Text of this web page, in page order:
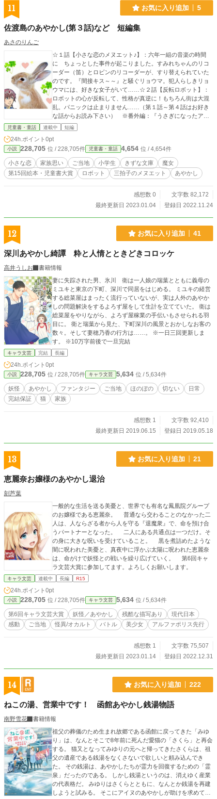
11 お気に入り追加 5
佐渡島のあやかし(第３話)など 短編集
あさのりんご
☆１話【小さな恋のメヌエット♪】：六年一組の音楽の時間
に ちょっとした事件が起こりました。すみれちゃんのリコ
ーダー（笛）とロビンのリコーダーが、すり替えられていた
のです。『間接キス～～』と騒ぐリョウマ。犯人らしきリョ
ウマには、好きな女子がいて……☆２話【反転ロボット】：
ロボットの心が反転して、性格が真逆に！もちろん街は大混
乱。パニックは止まりません……（第１話～第４話はお好き
な話からお読み下さい） ※番外編：『うさぎになったアン
ジェラ』連載中
児童書・童話 連載中 短編
24h.ポイント 0pt
小説 228,705 位 / 228,705件 児童書・童話 4,654 位 / 4,654件
小さな恋 家族思い ご当地 小学生 きずな文庫
魔女
第15回絵本・児童書大賞
ロボット 三拍子のメヌエット あやかし
感想数 0
文字数 82,172
最終更新日 2023.01.04
登録日 2022.11.24
12 お気に入り追加 41
深川あやかし綺譚 粋と人情とときどきコロッケ
高井うしお
書籍情報
妻に失踪された男、氷川 衛は一人娘の瑞葉とともに義母の
ミユキと東京の下町、深川で同居をはじめる。 ミユキの経営
する総菜屋はまったく流行っていないが、実は人外のあやか
しの問題解決をするよろず屋をして生計を立てていた。 衛は
総菜屋をやりながら、よろず屋稼業の手伝いもさせられる羽
目に。 衛と瑞葉から見た、下町深川の風景とおかしなお客の
数々。そして妻穂乃香の行方は……。 ※一日三回更新しま
す。 ※10万字前後で一旦完結
キャラ文芸 完結 長編
24h.ポイント 0pt
小説 228,705 位 / 228,705件 キャラ文芸 5,634 位 / 5,634件
妖怪 あやかし ファンタジー ご当地 ほのぼの 切ない
日常
完結保証
猫 家族
感想数 1
文字数 92,410
最終更新日 2019.06.15
登録日 2019.05.18
13 お気に入り追加 21
恵麗奈お嬢様のあやかし退治
刻芦葉
一般的な生活を送る美憂と、世界でも有名な鳳凰院グループ
のお嬢様である恵麗奈。 普通なら交わることのなかった二
人は、人ならざる者から人を守る『退魔衆』で、命を預け合
うパートナーとなった。 二人にある共通点は一つだけ。そ
の身に大きな呪いを受けていること。 黒を煮詰めたような
闇に呪われた美憂と、真夜中に浮かぶ太陽に呪われた恵麗奈
は、命がけで妖怪との戦いを繰り広げていく。 第6回キャ
ラ文芸大賞に参加してます。よろしくお願いします。
キャラ文芸 連載中 長編 R15
24h.ポイント 0pt
小説 228,705 位 / 228,705件 キャラ文芸 5,634 位 / 5,634件
第6回キャラ文芸大賞 妖怪／あやかし 残酷な描写あり
現代日本
感動
ご当地 怪異/オカルト バトル 美少女 アルファポリス先行
感想数 1
文字数 75,507
最終更新日 2023.01.14
登録日 2022.12.31
14 お気に入り追加 222
ねこの湯、営業中です！ 函館あやかし銭湯物語
南野雪花
書籍情報
祖父の葬儀のため生まれ故郷である函館に戻ってきた「みゆ
り」は、なんとそこで8年前に死んだ愛猫の「さくら」と再会
する。 猫又となってみゆりの元へと帰ってきたさくらは、祖
父の遺産である銭湯をなくさないで欲しいと頼み込んでき
た。 その銭湯は、あやかしたちが霊力を回復するための「霊
泉」だったのである。 しかし銭湯というのは、消えゆく産業
の代表格だ。 みゆりはさくらとともに、なんとか銭湯を再建
しようと試みる。 そこにアイヌのあやかしが助けを求めてき